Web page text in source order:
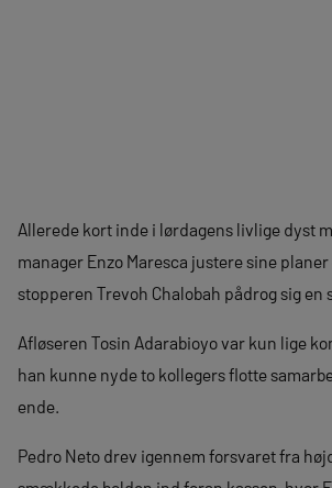
Allerede kort inde i lørdagens livlige dyst
manager Enzo Maresca justere sine planer
stopperen Trevoh Chalobah pådrog sig en
Afløseren Tosin Adarabioyo var kun lige
han kunne nyde to kollegers flotte
ende.
Pedro Neto drev igennem forsvaret fra